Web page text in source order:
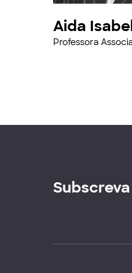
Aida
Professora